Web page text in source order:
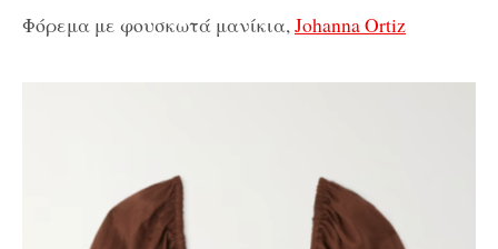
Φόρεμα με φουσκωτά μανίκια,Johanna Ortiz